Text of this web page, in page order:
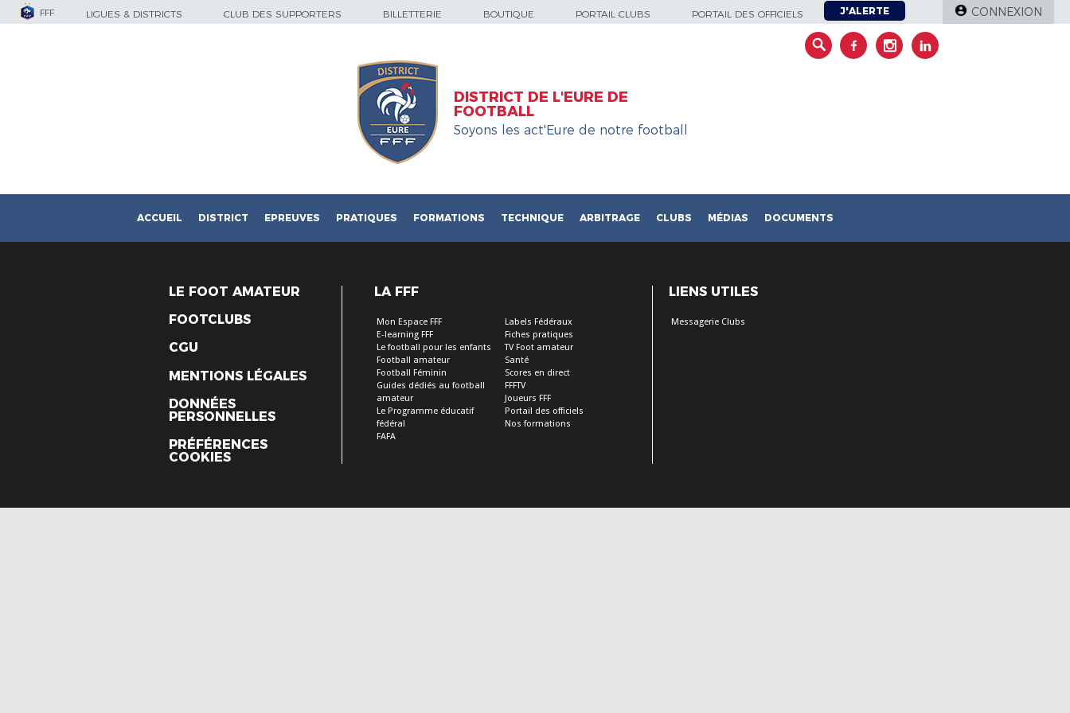
FFF LIGUES & DISTRICTS CLUB DES SUPPORTERS BILLETTERIE BOUTIQUE PORTAIL CLUBS PORTAIL DES OFFICIELS J'ALERTE CONNEXION
DISTRICT DE L'EURE DE
FOOTBALL
Soyons les act'Eure de notre football
ACCUEIL DISTRICT EPREUVES PRATIQUES FORMATIONS TECHNIQUE ARBITRAGE CLUBS MÉDIAS DOCUMENTS
LE FOOT AMATEUR
FOOTCLUBS
CGU
MENTIONS LÉGALES
DONNÉES
PERSONNELLES
PRÉFÉRENCES
COOKIES
LA FFF
Mon Espace FFF
E-learning FFF
Le football pour les enfants
Football amateur
Football Féminin
Guides dédiés au football
amateur
Le Programme éducatif
fédéral
FAFA
Labels Fédéraux
Fiches pratiques
TV Foot amateur
Santé
Scores en direct
FFFTV
Joueurs FFF
Portail des officiels
Nos formations
LIENS UTILES
Messagerie Clubs